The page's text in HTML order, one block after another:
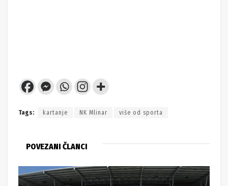
Tags: kartanje NK Mlinar više od sporta
POVEZANI ČLANCI